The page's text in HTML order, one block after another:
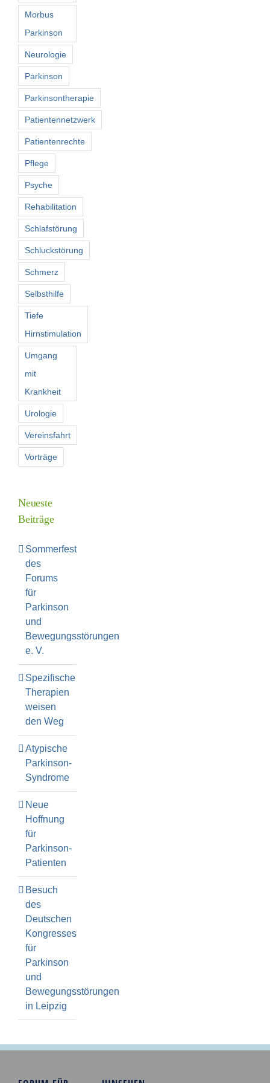
Morbus
Parkinson
Neurologie
Parkinson
Parkinsontherapie
Patientennetzwerk
Patientenrechte
Pflege
Psyche
Rehabilitation
Schlafstörung
Schluckstörung
Schmerz
Selbsthilfe
Tiefe
Hirnstimulation
Umgang
mit
Krankheit
Urologie
Vereinsfahrt
Vorträge
Neueste
Beiträge
Sommerfest
des
Forums
für
Parkinson
und
Bewegungsstörungen
e. V.
Spezifische
Therapien
weisen
den Weg
Atypische
Parkinson-
Syndrome
Neue
Hoffnung
für
Parkinson-
Patienten
Besuch
des
Deutschen
Kongresses
für
Parkinson
und
Bewegungsstörungen
in Leipzig